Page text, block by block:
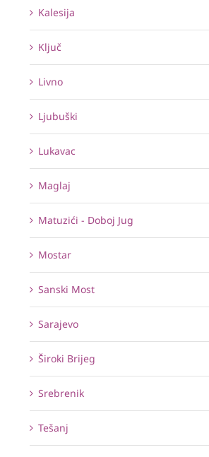
Kalesija
Ključ
Livno
Ljubuški
Lukavac
Maglaj
Matuzići - Doboj Jug
Mostar
Sanski Most
Sarajevo
Široki Brijeg
Srebrenik
Tešanj